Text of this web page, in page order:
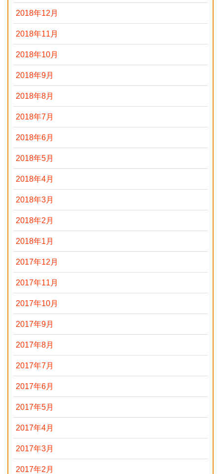
2018年12月
2018年11月
2018年10月
2018年9月
2018年8月
2018年7月
2018年6月
2018年5月
2018年4月
2018年3月
2018年2月
2018年1月
2017年12月
2017年11月
2017年10月
2017年9月
2017年8月
2017年7月
2017年6月
2017年5月
2017年4月
2017年3月
2017年2月